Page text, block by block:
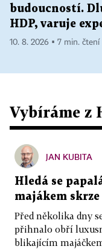
budoucností.
HDP, varuje
10. 8. 2026 ▪ 7 min. čtení
Vybíráme z
JAN KUBITA
Hledá se
majákem
Před několika dny
přihnalo obří
blikajícím